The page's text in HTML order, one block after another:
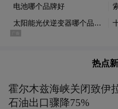
但问题是，这届世界
和墨西哥进行，加上
底无缘世界杯的先例。
假如在6月世界杯开打
布无法参加世界杯，
签证，又或者被国际足
热点
霍尔木兹海峡关闭致伊
石油出口骤降75%